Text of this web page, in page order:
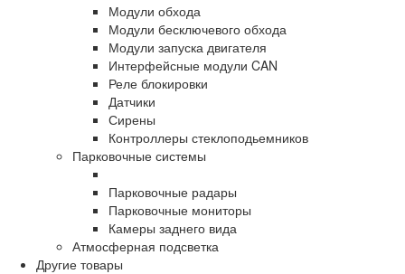
Модули обхода
Модули бесключевого обхода
Модули запуска двигателя
Интерфейсные модули CAN
Реле блокировки
Датчики
Сирены
Контроллеры стеклоподьемников
Парковочные системы
Парковочные радары
Парковочные мониторы
Камеры заднего вида
Атмосферная подсветка
Другие товары